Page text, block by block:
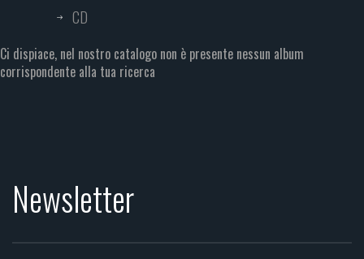
CD
Ci dispiace, nel nostro catalogo non è presente nessun album
corrispondente alla tua ricerca
Newsletter